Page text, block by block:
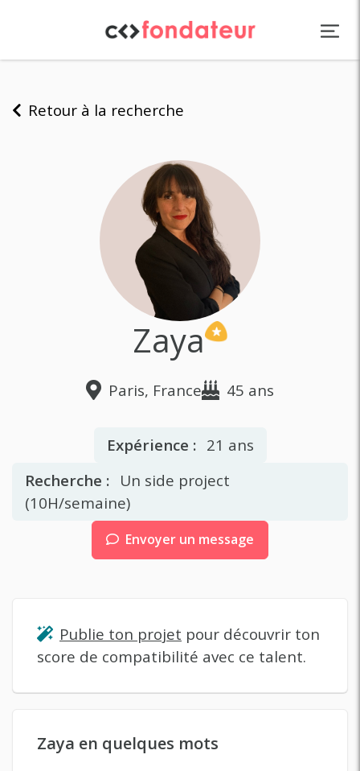
Retour à la recherche
Zaya
Paris, France 45 ans
Expérience : 21 ans
Recherche : Un side project
(10H/semaine)
Envoyer un message
Publie ton projet pour découvrir ton
score de compatibilité avec ce talent.
Zaya en quelques mots